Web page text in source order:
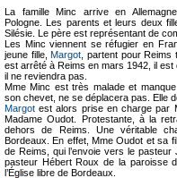
La famille Minc arrive en
Pologne. Les parents et leurs deux
Silésie. Le père est représentant de
Les Minc viennent se réfugier en
jeune fille,Margot , partent pour
est arrêté à Reims en mars 1942, il
il ne reviendra pas.
Mme Minc est très malade et
son chevet, ne se déplacera pas. Elle
Margot est alors prise en charge par
Madame Oudot. Protestante, à la
dehors de Reims. Une véritable
Bordeaux. En effet, Mme Oudot et sa
de Reims, qui l’envoie vers le
pasteur Hébert Roux de la paroisse
l’Église libre de Bordeaux.